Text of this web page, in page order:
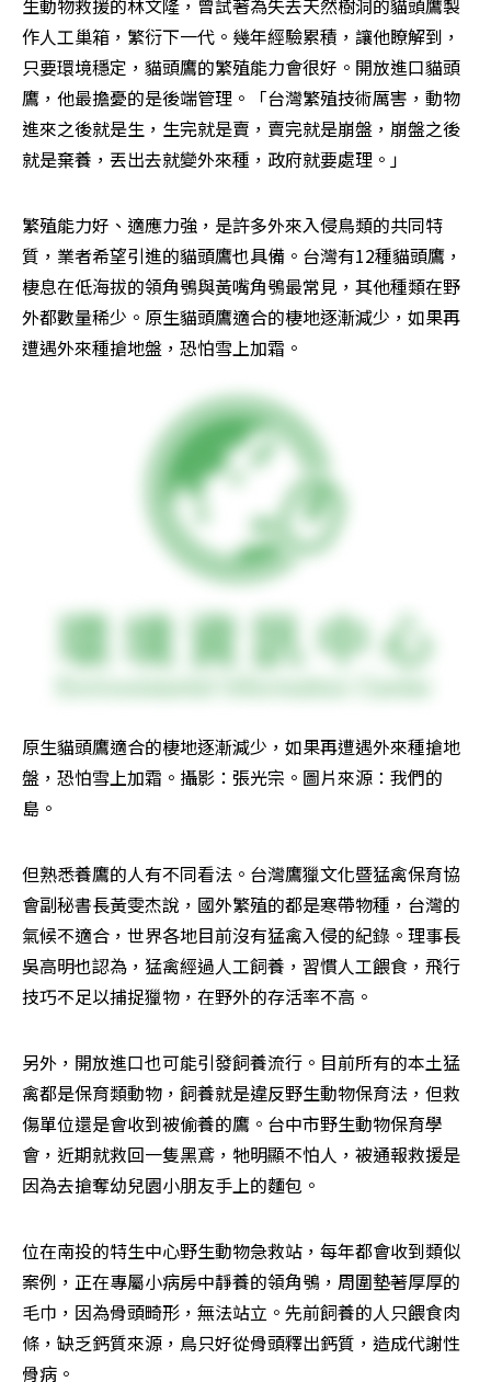
生動物救援的林文隆，曾試著為失去天然樹洞的貓頭鷹製
作人工巢箱，繁衍下一代。幾年經驗累積，讓他瞭解到，
只要環境穩定，貓頭鷹的繁殖能力會很好。開放進口貓頭
鷹，他最擔憂的是後端管理。「台灣繁殖技術厲害，動物
進來之後就是生，生完就是賣，賣完就是崩盤，崩盤之後
就是棄養，丟出去就變外來種，政府就要處理。」
繁殖能力好、適應力強，是許多外來入侵鳥類的共同特
質，業者希望引進的貓頭鷹也具備。台灣有12種貓頭鷹，
棲息在低海拔的領角鴞與黃嘴角鴞最常見，其他種類在野
外都數量稀少。原生貓頭鷹適合的棲地逐漸減少，如果再
遭遇外來種搶地盤，恐怕雪上加霜。
原生貓頭鷹適合的棲地逐漸減少，如果再遭遇外來種搶地
盤，恐怕雪上加霜。攝影：張光宗。圖片來源：我們的
島。
但熟悉養鷹的人有不同看法。台灣鷹獵文化暨猛禽保育協
會副秘書長黃雯杰說，國外繁殖的都是寒帶物種，台灣的
氣候不適合，世界各地目前沒有猛禽入侵的紀錄。理事長
吳高明也認為，猛禽經過人工飼養，習慣人工餵食，飛行
技巧不足以捕捉獵物，在野外的存活率不高。
另外，開放進口也可能引發飼養流行。目前所有的本土猛
禽都是保育類動物，飼養就是違反野生動物保育法，但救
傷單位還是會收到被偷養的鷹。台中市野生動物保育學
會，近期就救回一隻黑鳶，牠明顯不怕人，被通報救援是
因為去搶奪幼兒園小朋友手上的麵包。
位在南投的特生中心野生動物急救站，每年都會收到類似
案例，正在專屬小病房中靜養的領角鴞，周圍墊著厚厚的
毛巾，因為骨頭畸形，無法站立。先前飼養的人只餵食肉
條，缺乏鈣質來源，鳥只好從骨頭釋出鈣質，造成代謝性
骨病。